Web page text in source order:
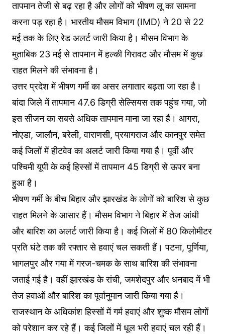
तापमान तेजी से बढ़ रहा है और लोगों को भीषण लू का सामना
करना पड़ रहा है। भारतीय मौसम विभाग (IMD) ने 20 से 22
मई तक के लिए रेड अलर्ट जारी किया है। मौसम विभाग के
मुताबिक 23 मई से तापमान में हल्की गिरावट और मौसम में कुछ
राहत मिलने की संभावना है।
उत्तर प्रदेश में भीषण गर्मी का असर लगातार बढ़ता जा रहा है।
बांदा जिले में तापमान 47.6 डिग्री सेल्सियस तक पहुंच गया, जो
इस सीजन का सबसे अधिक तापमान माना जा रहा है। आगरा,
नोएडा, जालौन, बरेली, वाराणसी, प्रयागराज और कानपुर समेत
कई जिलों में हीटवेव का अलर्ट जारी किया गया है। पूर्वी और
पश्चिमी यूपी के कई हिस्सों में तापमान 45 डिग्री से ऊपर बना
हुआ है।
भीषण गर्मी के बीच बिहार और झारखंड के लोगों को बारिश से कुछ
राहत मिलने के आसार हैं। मौसम विभाग ने बिहार में तेज आंधी
और बारिश का अलर्ट जारी किया है। कई जिलों में 80 किलोमीटर
प्रति घंटे तक की रफ्तार से हवाएं चल सकती हैं। पटना, पूर्णिया,
भागलपुर और गया में गरज-चमक के साथ बारिश की संभावना
जताई गई है। वहीं झारखंड के रांची, जमशेदपुर और धनबाद में भी
तेज हवाओं और बारिश का पूर्वानुमान जारी किया गया है।
राजस्थान के अधिकांश हिस्सों में गर्म हवाएं और शुष्क मौसम लोगों
को परेशान कर रहे हैं। कई जिलों में धूल भरी हवाएं चल रही हैं।